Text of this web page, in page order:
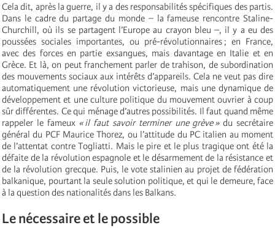
Cela dit, après la guerre, il y a des responsabilités spécifiques des partis.
Dans le cadre du partage du monde – la fameuse rencontre ­Staline-
Churchill, où ils se partagent l’Europe au crayon bleu –, il y a eu des
poussées sociales importantes, ou pré-révolutionnaires ; en France,
avec des forces en partie exsangues, mais davantage en Italie et en
Grèce. Et là, on peut franchement parler de trahison, de subordination
des mouvements sociaux aux intérêts d’appareils. Cela ne veut pas dire
automatiquement une révolution victorieuse, mais une dynamique de
développement et une culture politique du mouvement ouvrier à coup
sûr différentes. Ce qui ménage d’autres possibilités. Il faut quand même
rappeler le fameux « il faut savoir terminer une grève »du secrétaire
général du PCF Maurice Thorez, ou l’attitude du PC italien au moment
de l’attentat contre Togliatti. Mais le pire et le plus tragique ont été la
défaite de la révolution espagnole et le désarmement de la résistance et
de la révolution grecque. Puis, le vote stalinien au projet de fédération
balkanique, pourtant la seule solution politique, et qui le demeure, face
à la question des nationalités dans les Balkans.
Le nécessaire et le possible